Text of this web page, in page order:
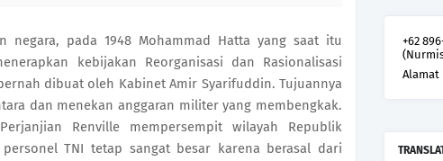
negara, pada 1948 Mohammad Hatta yang saat itu
kebijakan Reorganisasi dan Rasionalisasi
dibuat oleh Kabinet Amir Syarifuddin. Tujuannya
dan menekan anggaran militer yang membengkak.
Renville mempersempit wilayah Republik
TNI tetap sangat besar karena berasal dari
+62
Alamat